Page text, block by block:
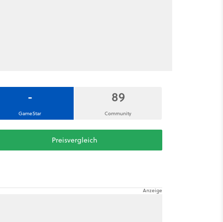
-
GameStar
89
Community
Preisvergleich